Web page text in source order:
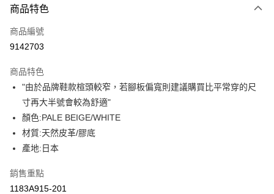
信用卡一次付款
超商取貨付款
Apple Pay
ATM付款
運送方式
每筆NT$80，滿NT$6,000(含以上)免運費
商品特色
商品編號
9142703
商品特色
"由於品牌鞋款楦頭較窄，若腳板偏寬則建議購買比平常穿的尺
寸再大半號會較為舒適"
顏色:PALE BEIGE/WHITE
材質:天然皮革/膠底
產地:日本
銷售重點
1183A915-201